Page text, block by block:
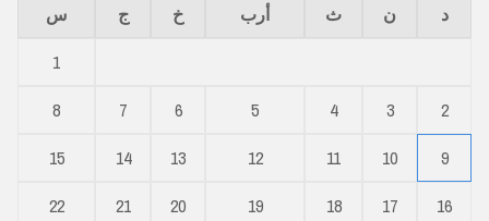
د ن ث أرب خ ج
س
1
2
3
4
5
6
7
8
9
10
11
12
13
14
15
16
17
18
19
20
21
22